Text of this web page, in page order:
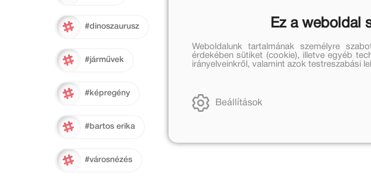
#dinoszaurusz
#járművek
#képregény
#bartos erika
#városnézés
Ez a weboldal
Weboldalunk tartalmának személyre
érdekében sütiket (cookie), illetve egyéb
irányelveinkről, valamint azok testreszabási
Beállítások